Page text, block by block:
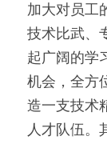
加大对员工
技术比武、
起广阔的学
机会，全方
造一支技术
人才队伍。